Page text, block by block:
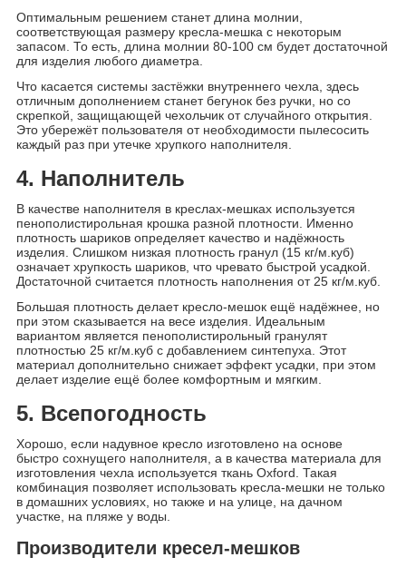
Оптимальным решением станет длина молнии,
соответствующая размеру кресла-мешка с некоторым
запасом. То есть, длина молнии 80-100 см будет достаточной
для изделия любого диаметра.
Что касается системы застёжки внутреннего чехла, здесь
отличным дополнением станет бегунок без ручки, но со
скрепкой, защищающей чехольчик от случайного открытия.
Это убережёт пользователя от необходимости пылесосить
каждый раз при утечке хрупкого наполнителя.
4. Наполнитель
В качестве наполнителя в креслах-мешках используется
пенополистирольная крошка разной плотности. Именно
плотность шариков определяет качество и надёжность
изделия. Слишком низкая плотность гранул (15 кг/м.куб)
означает хрупкость шариков, что чревато быстрой усадкой.
Достаточной считается плотность наполнения от 25 кг/м.куб.
Большая плотность делает кресло-мешок ещё надёжнее, но
при этом сказывается на весе изделия. Идеальным
вариантом является пенополистирольный гранулят
плотностью 25 кг/м.куб с добавлением синтепуха. Этот
материал дополнительно снижает эффект усадки, при этом
делает изделие ещё более комфортным и мягким.
5. Всепогодность
Хорошо, если надувное кресло изготовлено на основе
быстро сохнущего наполнителя, а в качества материала для
изготовления чехла используется ткань Oxford. Такая
комбинация позволяет использовать кресла-мешки не только
в домашних условиях, но также и на улице, на дачном
участке, на пляже у воды.
Производители кресел-мешков